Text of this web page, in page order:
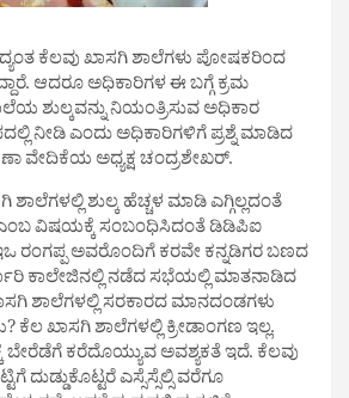
ಕೆಲವು ಖಾಸಗಿ ಶಾಲೆಗಳು ಪೋಷಕರಿಂದ
ಆದರೂ ಅಧಿಕಾರಿಗಳ ಈ ಬಗ್ಗೆ ಕ್ರಮ
ಶುಲ್ಕವನ್ನು ನಿಯಂತ್ರಿಸುವ ಅಧಿಕಾರ
ನೀಡಿ ಎಂದು ಅಧಿಕಾರಿಗಳಿಗೆ ಪ್ರಶ್ನೆ ಮಾಡಿದ
ವೇದಿಕೆಯ ಅಧ್ಯಕ್ಷ ಚಂದ್ರಶೇಖರ್.
ಶಾಲೆಗಳಲ್ಲಿ ಶುಲ್ಕ ಹೆಚ್ಚಳ ಮಾಡಿ ಎಗ್ಗಿಲ್ಲದಂತೆ
ಎಂಬ ವಿಷಯಕ್ಕೆ ಸಂಬಂಧಿಸಿದಂತೆ ಡಿಡಿಪಿಐ
ರಂಗಪ್ಪ ಅವರೊಂದಿಗೆ ಕರವೇ ಕನ್ನಡಿಗರ ಬಣದ
ಕಾಲೇಜಿನಲ್ಲಿ ನಡೆದ ಸಭೆಯಲ್ಲಿ ಮಾತನಾಡಿದ
ಶಾಲೆಗಳಲ್ಲಿ ಸರಕಾರದ ಮಾನದಂಡಗಳು
ಕೆಲ ಖಾಸಗಿ‌ ಶಾಲೆಗಳಲ್ಲಿ ಕ್ರೀಡಾಂಗಣ ಇಲ್ಲ‌.
ಬೇರೆಡೆಗೆ ಕರೆದೊಯ್ಯುವ ಅವಶ್ಯಕತೆ ಇದೆ. ಕೆಲವು
ದುಡ್ಡುಕೊಟ್ಟರೆ ಎಸ್ಸೆಸ್ಸೆಲ್ಸಿ ವರೆಗೂ